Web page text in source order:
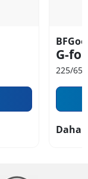
G-
225/65
Daha